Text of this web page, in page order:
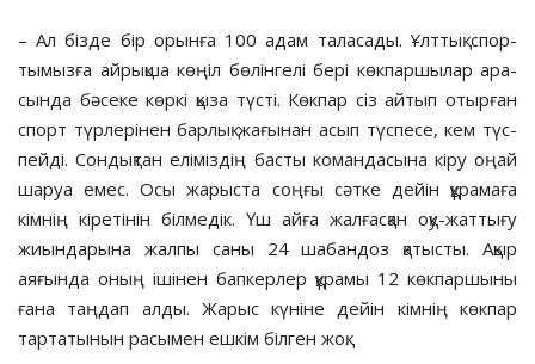
– Ал бізде бір орын­ға 100 адам таласады. Ұлттық спор­­
тымызға айрық­ша көңіл бөлінгелі бері көкпаршылар ара­
сында бәсеке көр­­кі қыза түсті. Көк­пар сіз ай­тып отырған
спорт түрлері­нен барлық жағынан асып түспесе, кем түс­
пейді. Сондықтан еліміздің басты ко­ман­дасына кіру оңай
шаруа емес. Осы жа­рыс­та соңғы сәтке дейін құрамаға
кімнің кіре­тінін білмедік. Үш айға жалғасқан оқу-жаттығу
жиындарына жалпы саны 24 шабандоз қатысты. Ақыр
аяғында оның ішінен бапкерлер құрамы 12 көкпаршыны
ғана таңдап алды. Жарыс күніне дейін кімнің көкпар
тартатынын расымен ешкім білген жоқ.